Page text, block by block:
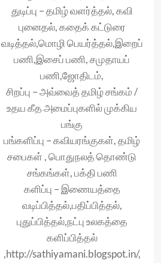
துடிப்பு – தமிழ் வளர்த்தல், கவி
புனைதல், கதைக் கட்டுரை
வடித்தல்,மொழி பெயர்த்தல்,இறைப்
பணி,இசைப் பணி, சமுதாயப்
பணி,ஜோதிடம்,
சிறப்பு – அவ்வைத் தமிழ் சங்கம் /
உதய கீத அமைப்புகளில் முக்கிய
பங்கு
பங்களிப்பு – கவியரங்குகள், தமிழ்
சபைகள் , பொதுநலத் தொண்டு
சங்கங்கள், பக்தி பணி
களிப்பு – இணையத்தை
வடிப்பித்தல்,பதிப்பித்தல்,
புதுப்பித்தல்,நட்பு உலகத்தை
களிப்பித்தல்
,http://sathiyamani.blogspot.in/,